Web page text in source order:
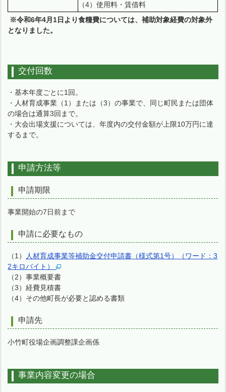
（4）使用料・賃借料
※令和6年4月1日より食糧費については、補助対象経費の対象外
となりました。
交付回数
・基本年度ごとに1回。
・人材育成事業（1）または（3）の事業で、同じ町民または団体
の場合は通算3回まで。
・大会出場支援については、年度内の交付金額が上限10万円に達
するまで。
申請方法等
申請期限
事業開始の7日前まで
申請に必要なもの
（1）
人材育成事業等補助金交付申請書（様式第1号）（ワード：3
2キロバイト）
（2）事業概要書
（3）経費見積書
（4）その他町長が必要と認める書類
申請先
小竹町役場企画調整課企画係
事業内容変更の場合